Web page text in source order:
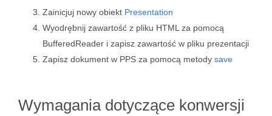
Zainicjuj nowy obiekt Presentation
Wyodrębnij zawartość z pliku HTML za pomocą
BufferedReader i zapisz zawartość w pliku prezentacji
Zapisz dokument w PPS za pomocą metody save
Wymagania dotyczące konwersji